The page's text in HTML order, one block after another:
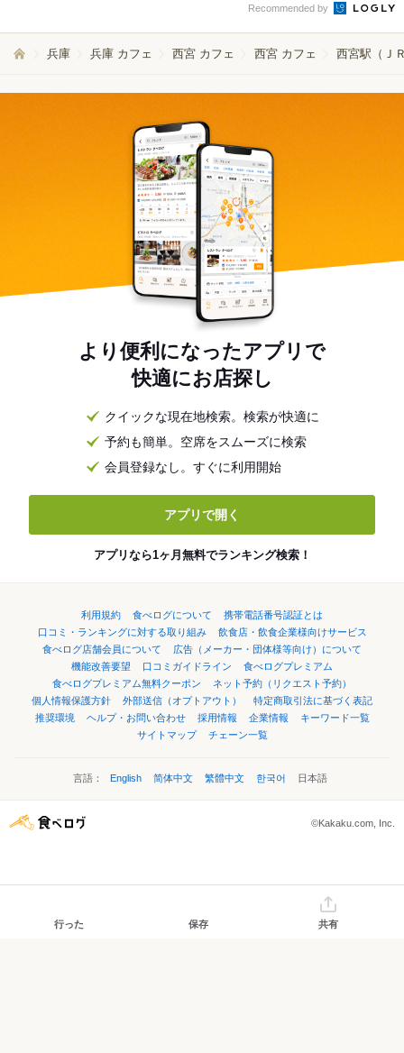
Recommended by
兵庫 兵庫 カフェ 西宮 カフェ 西宮 カフェ 西宮駅（Ｊ
より便利になったアプリで
快適にお店探し
クイックな現在地検索。検索が快適に
予約も簡単。空席をスムーズに検索
会員登録なし。すぐに利用開始
アプリで開く
アプリなら1ヶ月無料でランキング検索！
利用規約 食べログについて
携帯電話番号認証とは
口コミ・ランキングに対する取り組み
飲食店・飲食企業様向けサービス
食べログ店舗会員について
広告（メーカー・団体様等向け）について
機能改善要望
口コミガイドライン
食べログプレミアム
食べログプレミアム無料クーポン
ネット予約（リクエスト予約）
個人情報保護方針
外部送信（オプトアウト）
特定商取引法に基づく表記
推奨環境
ヘルプ・お問い合わせ 採用情報 企業情報
キーワード一覧
サイトマップ
チェーン一覧
言語： English 简体中文 繁體中文 한국어 日本語
©Kakaku.com, Inc.
行った 保存 共有